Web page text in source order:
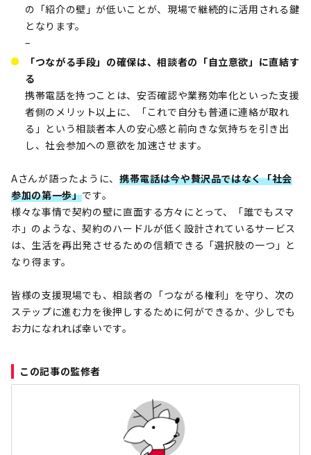
の「紹介の壁」が低いことが、現場で継続的に活用される鍵
となります。
–
「つながる手段」の確保は、相談者の「自立意欲」に直結す
る
携帯電話を持つことは、安否確認や業務効率化といった支援
者側のメリット以上に、「これで自分も普通に連絡が取れ
る」という相談者本人の安心感と前向きな気持ちを引き出
し、社会参加への意欲を加速させます。
Aさんが語ったように、携帯電話は今や贅沢品ではなく「社会
参加の第一歩」です。
様々な事情で契約の壁に直面する方々にとって、「誰でもスマ
ホ」のような、契約のハードルが低く設計されているサービス
は、生活を再出発させるための信頼できる「選択肢の一つ」と
なり得ます。
皆様の支援現場でも、相談者の「つながる権利」を守り、次の
ステップに進む力を後押しするために何ができるか、少しでも
お力になれれば幸いです。
この記事の監修者